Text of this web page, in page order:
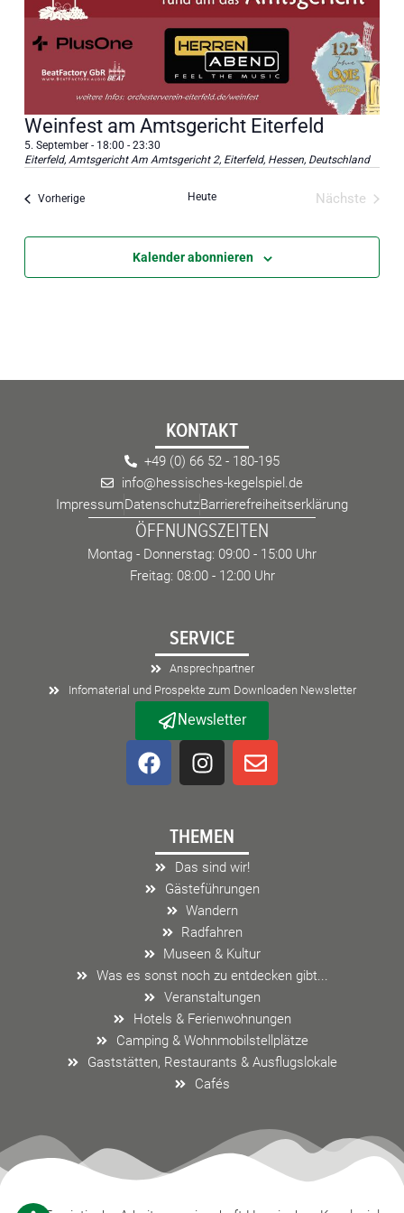
Weinfest am Amtsgericht Eiterfeld
5. September - 18:00 -23:30
Eiterfeld, AmtsgerichtAm Amtsgericht 2, Eiterfeld, Hessen, Deutschland
VorherigeVeranstaltungen Heute
Nächste
Kalender abonnieren
KONTAKT
+49 (0) 66 52 - 180-195
info@hessisches-kegelspiel.de
ImpressumDatenschutzBarrierefreiheitserklärung
ÖFFNUNGSZEITEN
Montag - Donnerstag: 09:00 - 15:00 Uhr
Freitag: 08:00 - 12:00 Uhr
SERVICE
Ansprechpartner
Infomaterial und Prospekte zum Downloaden Newsletter
Newsletter
F
a
o
o
I
n
a
g
r
a
m
E
n
p
THEMEN
Das sind wir!
Gästeführungen
Wandern
Radfahren
Museen & Kultur
Was es sonst noch zu entdecken gibt...
Veranstaltungen
Hotels & Ferienwohnungen
Camping & Wohnmobilstellplätze
Gaststätten, Restaurants & Ausflugslokale
Cafés